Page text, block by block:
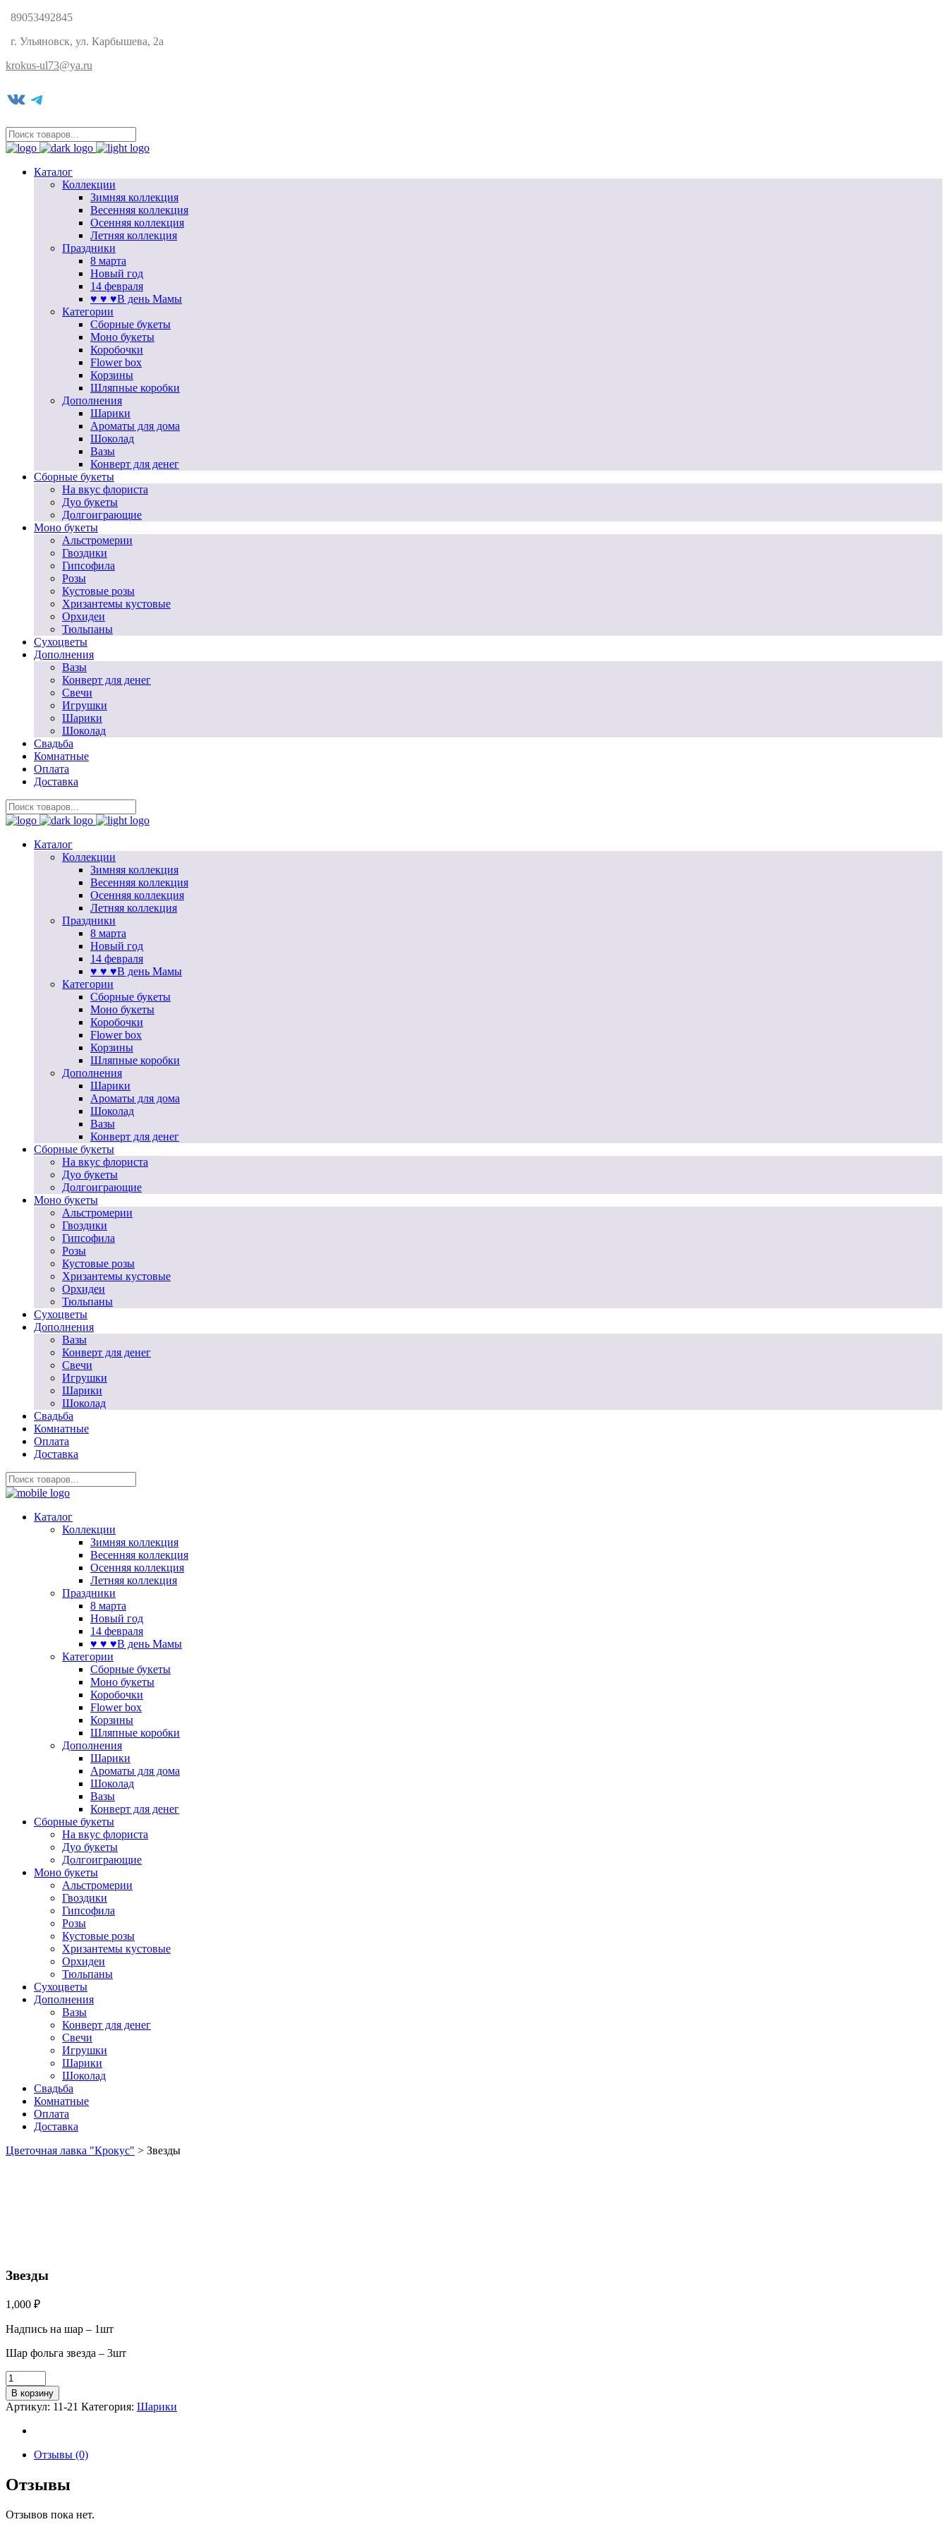
89053492845
г. Ульяновск, ул. Карбышева, 2а
krokus-ul73@ya.ru
VK Telegram
Каталог
Коллекции
Зимняя коллекция
Весенняя коллекция
Осенняя коллекция
Летняя коллекция
Праздники
8 марта
Новый год
14 февраля
♥ ♥ ♥В день Мамы
Категории
Сборные букеты
Моно букеты
Коробочки
Flower box
Корзины
Шляпные коробки
Дополнения
Шарики
Ароматы для дома
Шоколад
Вазы
Конверт для денег
Сборные букеты
На вкус флориста
Дуо букеты
Долгоиграющие
Моно букеты
Альстромерии
Гвоздики
Гипсофила
Розы
Кустовые розы
Хризантемы кустовые
Орхидеи
Тюльпаны
Сухоцветы
Дополнения
Вазы
Конверт для денег
Свечи
Игрушки
Шарики
Шоколад
Свадьба
Комнатные
Оплата
Доставка
Каталог
Коллекции
Зимняя коллекция
Весенняя коллекция
Осенняя коллекция
Летняя коллекция
Праздники
8 марта
Новый год
14 февраля
♥ ♥ ♥В день Мамы
Категории
Сборные букеты
Моно букеты
Коробочки
Flower box
Корзины
Шляпные коробки
Дополнения
Шарики
Ароматы для дома
Шоколад
Вазы
Конверт для денег
Сборные букеты
На вкус флориста
Дуо букеты
Долгоиграющие
Моно букеты
Альстромерии
Гвоздики
Гипсофила
Розы
Кустовые розы
Хризантемы кустовые
Орхидеи
Тюльпаны
Сухоцветы
Дополнения
Вазы
Конверт для денег
Свечи
Игрушки
Шарики
Шоколад
Свадьба
Комнатные
Оплата
Доставка
Каталог
Коллекции
Зимняя коллекция
Весенняя коллекция
Осенняя коллекция
Летняя коллекция
Праздники
8 марта
Новый год
14 февраля
♥ ♥ ♥В день Мамы
Категории
Сборные букеты
Моно букеты
Коробочки
Flower box
Корзины
Шляпные коробки
Дополнения
Шарики
Ароматы для дома
Шоколад
Вазы
Конверт для денег
Сборные букеты
На вкус флориста
Дуо букеты
Долгоиграющие
Моно букеты
Альстромерии
Гвоздики
Гипсофила
Розы
Кустовые розы
Хризантемы кустовые
Орхидеи
Тюльпаны
Сухоцветы
Дополнения
Вазы
Конверт для денег
Свечи
Игрушки
Шарики
Шоколад
Свадьба
Комнатные
Оплата
Доставка
Цветочная лавка "Крокус" > Звезды
Звезды
1,000 ₽
Надпись на шар – 1шт
Шар фольга звезда – 3шт
В корзину
Артикул: 11-21 Категория: Шарики
Отзывы (0)
Отзывы
Отзывов пока нет.